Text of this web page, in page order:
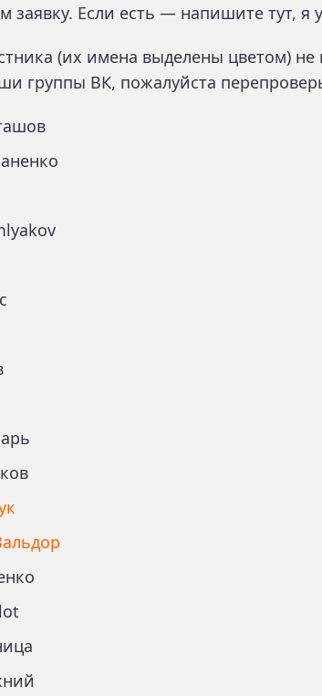
заявку. Если есть — напишите тут, я
(их имена выделены цветом)
группы ВК, пожалуйста